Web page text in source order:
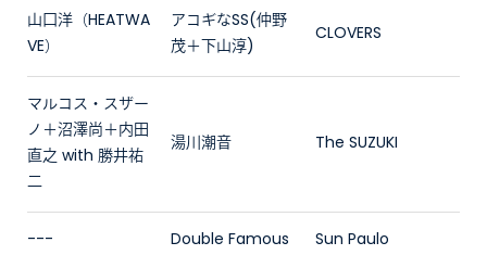
山口洋（HEATWA
VE）
アコギなSS(仲野
茂＋下山淳)
CLOVERS
マルコス・スザー
ノ＋沼澤尚＋内田
直之 with 勝井祐
二
湯川潮音 The SUZUKI
--- Double Famous Sun Paulo